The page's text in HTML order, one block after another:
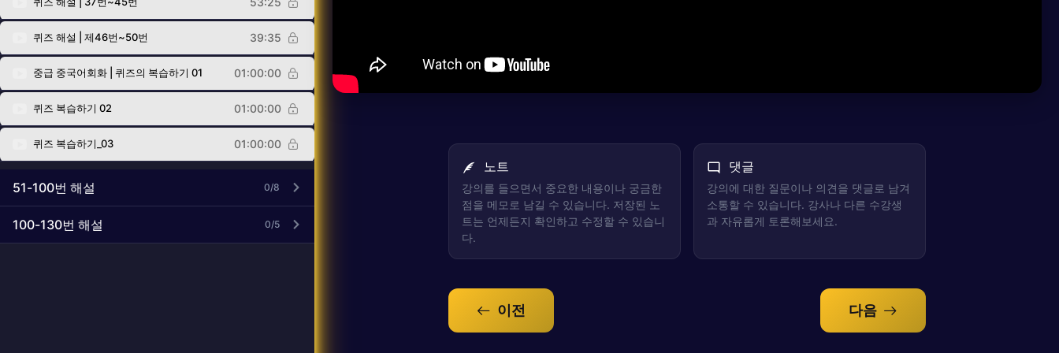
퀴즈 해설 | 제46번~50번 39:35
중급 중국어회화 | 퀴즈의 복습하기 01 01:00:00
퀴즈 복습하기 02 01:00:00
퀴즈 복습하기_03 01:00:00
51-100번 해설 0/8
100-130번 해설 0/5
노트
강의를 들으면서 중요한 내용이나 궁금한
점을 메모로 남길 수 있습니다. 저장된 노
트는 언제든지 확인하고 수정할 수 있습니
다.
댓글
강의에 대한 질문이나 의견을 댓글로 남겨
소통할 수 있습니다. 강사나 다른 수강생
과 자유롭게 토론해보세요.
이전 다음